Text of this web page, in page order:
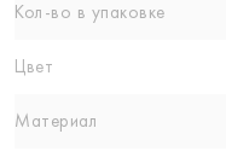
Кол-вo в упаковке
Цвет
Материал